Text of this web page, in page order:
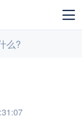
么?